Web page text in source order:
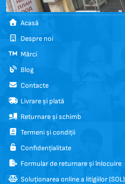
Acasă
Despre noi
Mărci
Blog
Contacte
Livrare și plată
Returnare și schimb
Termeni și condiții
Confidențialitate
Formular de returnare și înlocuire
Soluționarea online a litigiilor (SOL)